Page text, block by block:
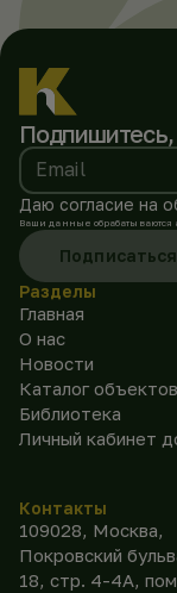
Email
Даю согласие на
Ваши данные обрабатываются
Подписаться
Разделы
Главная
О нас
Новости
Каталог объектов
Библиотека
Личный кабинет
Контакты
109028, Москва,
Покровский
18, стр. 4-4А,